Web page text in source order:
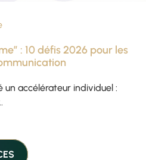
: 10 défis 2026 pour les
un accélérateur individuel :